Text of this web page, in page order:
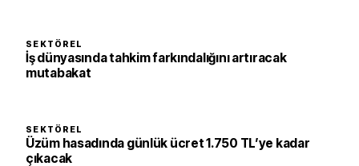
SEKTÖREL
İş dünyasında tahkim farkındalığını artıracak
mutabakat
SEKTÖREL
Üzüm hasadında günlük ücret 1.750 TL’ye kadar
çıkacak